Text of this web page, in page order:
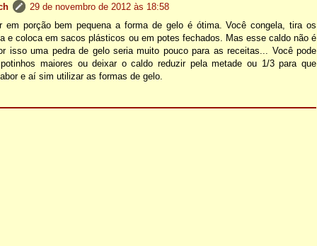
29 de novembro de 2012 às 18:58
em porção bem pequena a forma de gelo é ótima. Você congela, tira os
e coloca em sacos plásticos ou em potes fechados. Mas esse caldo não é
isso uma pedra de gelo seria muito pouco para as receitas... Você pode
maiores ou deixar o caldo reduzir pela metade ou 1/3 para que
e aí sim utilizar as formas de gelo.